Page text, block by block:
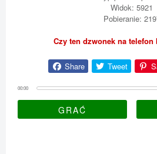
Widok: 5921
Pobieranie:
Czy ten dzwonek na telefon
Share Tweet
00:00
GRAĆ